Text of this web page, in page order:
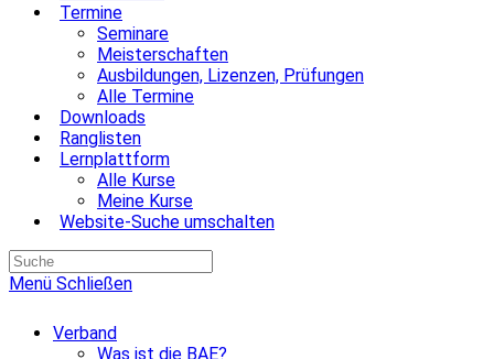
Termine
Seminare
Meisterschaften
Ausbildungen, Lizenzen, Prüfungen
Alle Termine
Downloads
Ranglisten
Lernplattform
Alle Kurse
Meine Kurse
Website-Suche umschalten
Menü Schließen
Verband
Was ist die BAE?